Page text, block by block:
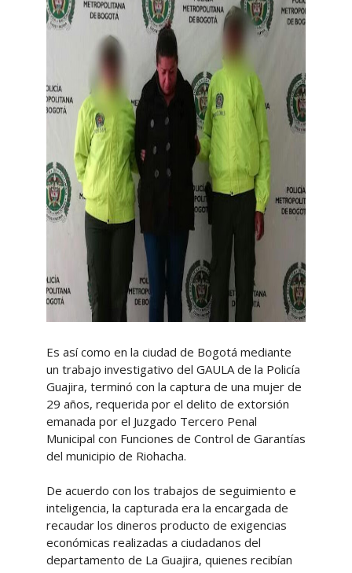
Es así como en la ciudad de Bogotá mediante
un trabajo investigativo del GAULA de la Policía
Guajira, terminó con la captura de una mujer de
29 años, requerida por el delito de extorsión
emanada por el Juzgado Tercero Penal
Municipal con Funciones de Control de Garantías
del municipio de Riohacha.
De acuerdo con los trabajos de seguimiento e
inteligencia, la capturada era la encargada de
recaudar los dineros producto de exigencias
económicas realizadas a ciudadanos del
departamento de La Guajira, quienes recibían